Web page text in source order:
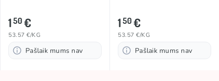
150€
53.57 €/KG
Pašlaik mums nav
150€
53.57 €/KG
Pašlaik mums nav